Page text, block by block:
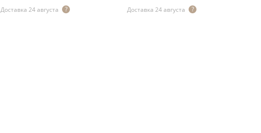
Доставка 24 августа Доставка 24 августа